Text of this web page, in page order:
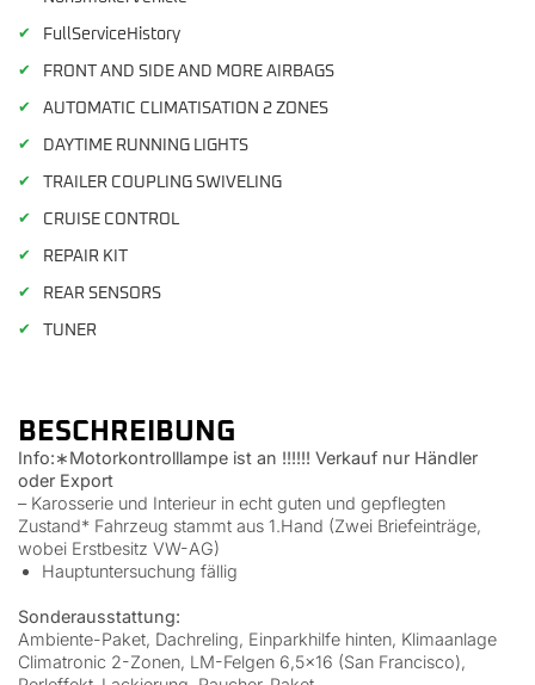
✔ FullServiceHistory
✔ FRONT AND SIDE AND MORE AIRBAGS
✔ AUTOMATIC CLIMATISATION 2 ZONES
✔ DAYTIME RUNNING LIGHTS
✔ TRAILER COUPLING SWIVELING
✔ CRUISE CONTROL
✔ REPAIR KIT
✔ REAR SENSORS
✔ TUNER
BESCHREIBUNG
Info:∗Motorkontrolllampe ist an !!!!!! Verkauf nur Händler
oder Export
– Karosserie und Interieur in echt guten und gepflegten
Zustand* Fahrzeug stammt aus 1.Hand (Zwei Briefeinträge,
wobei Erstbesitz VW-AG)
Hauptuntersuchung fällig
Sonderausstattung:
Ambiente-Paket, Dachreling, Einparkhilfe hinten, Klimaanlage
Climatronic 2-Zonen, LM-Felgen 6,5×16 (San Francisco),